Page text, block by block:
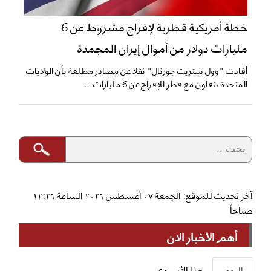
خطة أمريكية قطرية لإفراج مشروط عن 6
مليارات دولار من أموال إيران المجمدة
أفادت "وول ستريت جورنال" نقلا عن مصادر مطلعة بأن الولايات
المتحدة تتعاون مع قطر للإفراج عن 6 مليارات...
آخر تحديث للموقع: الجمعة ٠٧ أغسطس ٢٠٢٦ الساعة ١٢:٢٦
صباحاً
أهم الأخبار الان